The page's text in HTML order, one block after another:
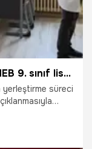
Lise Kayıt Tarihleri 2024-2025: MEB 9. sınıf lise kayıtları ne zaman, hangi tarihte yapılacak?
yerleştirme süreci